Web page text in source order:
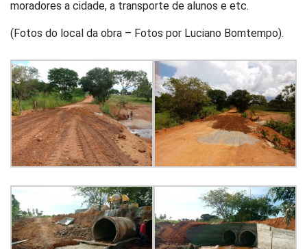
moradores a cidade, a transporte de alunos e etc.
(Fotos do local da obra – Fotos por Luciano Bomtempo).